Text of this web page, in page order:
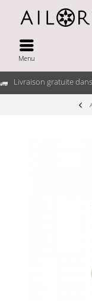
Livraison gratuite
Menu